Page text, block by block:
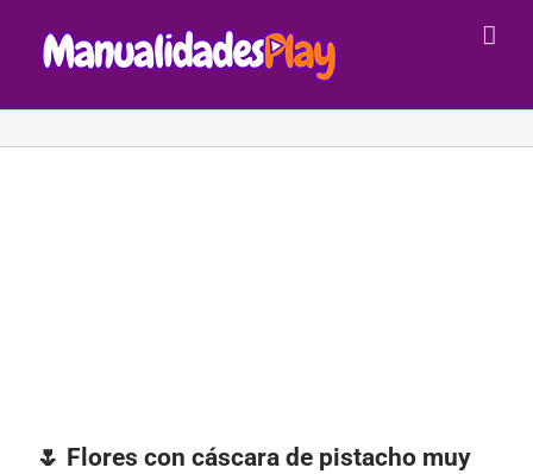
contenido
🌷 Flores con cáscara de pistacho muy